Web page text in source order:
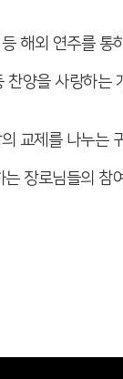
해외 연주를 통
찬양을 사랑하
교제를 나누는
장로님들의 참